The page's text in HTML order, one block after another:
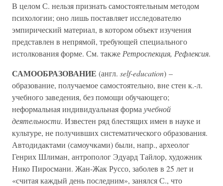
В целом С. нельзя признать самостоятельным методом
психологии; оно лишь поставляет исследователю
эмпирический материал, в котором объект изучения
представлен в непрямой, требующей специального
истолкования форме. См. также Ретроспекция, Рефлексия.
САМООБРАЗОВАНИЕ (англ. self-education) –
образование, получаемое самостоятельно, вне стен к.-л.
учебного заведения, без помощи обучающего;
неформальная индивидуальная форма учебной
деятельности. Известен ряд блестящих имен в науке и
культуре, не получивших систематического образования.
Автодидактами (самоучками) были, напр., археолог
Генрих Шлиман, антрополог Эдуард Тайлор, художник
Нико Пиросмани. Жан-Жак Руссо, заболев в 25 лет и
«считая каждый день последним», занялся С., что